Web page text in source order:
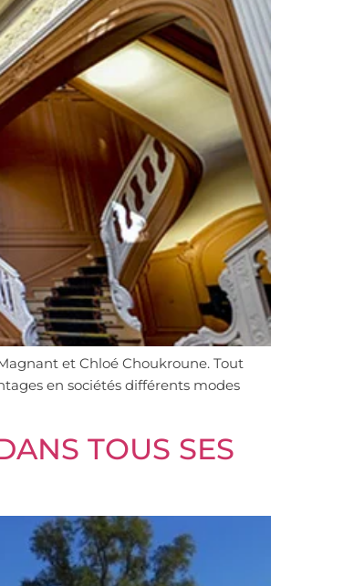
et Chloé Choukroune. Tout
en sociétés différents modes
TOUS SES